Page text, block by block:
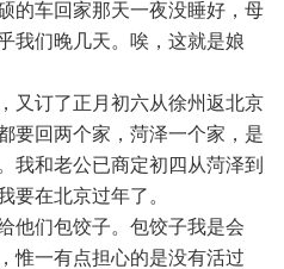
的车回家那天一夜没睡好，母
我们晚几天。唉，这就是娘
又订了正月初六从徐州返北京
要回两个家，菏泽一个家，是
我和老公已商定初四从菏泽到
要在北京过年了。
他们包饺子。包饺子我是会
惟一有点担心的是没有活过